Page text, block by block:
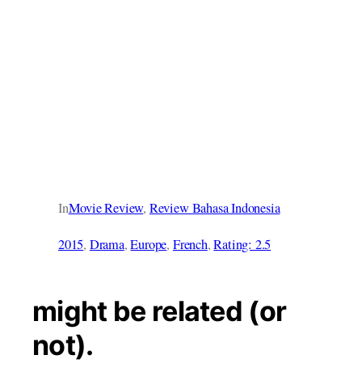
InMovie Review, Review Bahasa Indonesia
2015, Drama, Europe, French, Rating: 2.5
might be related (or
not).